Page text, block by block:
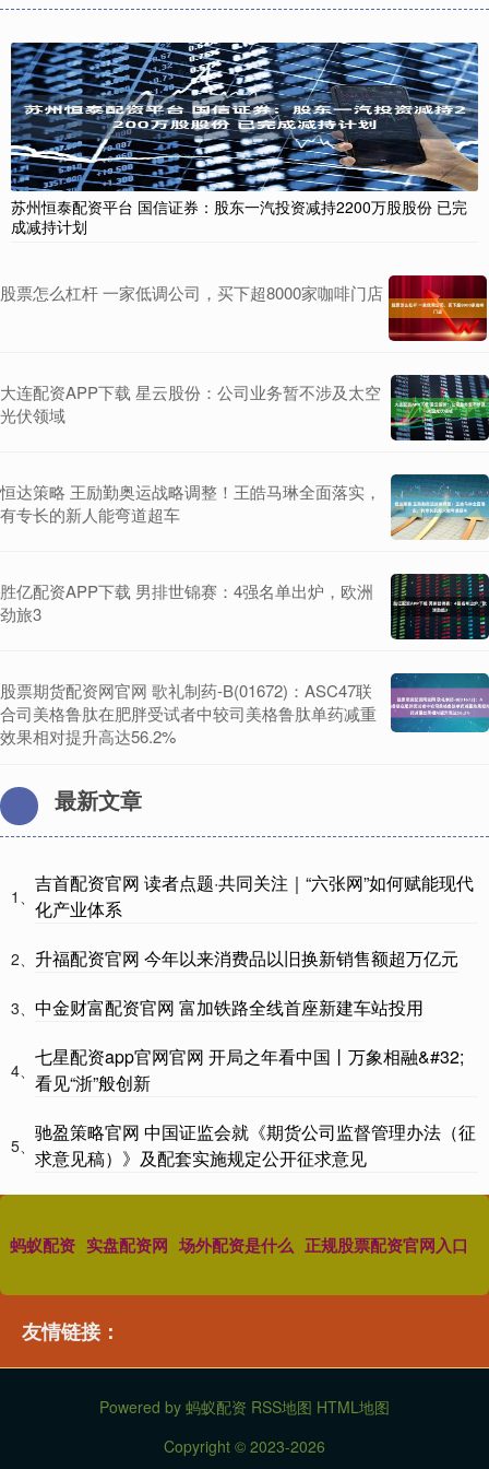
苏州恒泰配资平台 国信证券：股东一汽投资减持2200万股股份 已完
成减持计划
股票怎么杠杆 一家低调公司，买下超8000家咖啡门店
大连配资APP下载 星云股份：公司业务暂不涉及太空
光伏领域
恒达策略 王励勤奥运战略调整！王皓马琳全面落实，
有专长的新人能弯道超车
胜亿配资APP下载 男排世锦赛：4强名单出炉，欧洲
劲旅3
股票期货配资网官网 歌礼制药-B(01672)：ASC47联
合司美格鲁肽在肥胖受试者中较司美格鲁肽单药减重
效果相对提升高达56.2%
最新文章
1、
吉首配资官网 读者点题·共同关注｜“六张网”如何赋能现代
化产业体系
2、 升福配资官网 今年以来消费品以旧换新销售额超万亿元
3、 中金财富配资官网 富加铁路全线首座新建车站投用
4、
七星配资app官网官网 开局之年看中国丨万象相融&#32;
看见“浙”般创新
5、
驰盈策略官网 中国证监会就《期货公司监督管理办法（征
求意见稿）》及配套实施规定公开征求意见
蚂蚁配资 实盘配资网 场外配资是什么 正规股票配资官网入口
友情链接：
Powered by 蚂蚁配资 RSS地图 HTML地图
Copyright © 2023-2026